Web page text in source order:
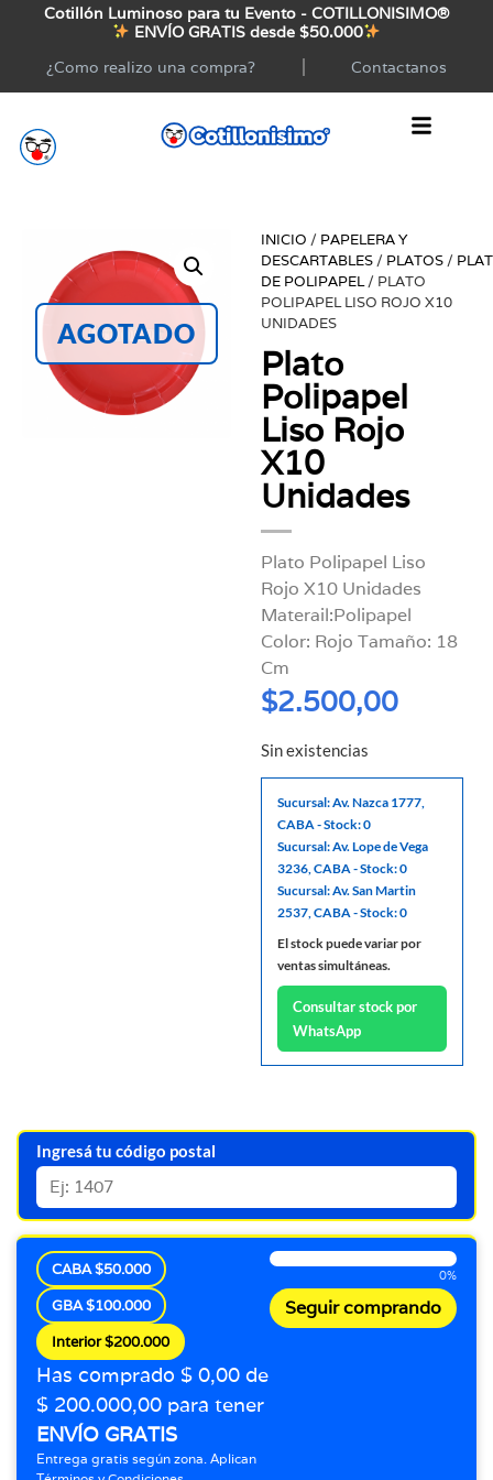
Cotillón Luminoso para tu Evento - COTILLONISIMO®
ENVÍO GRATIS desde $50.000
¿Como realizo una compra?
Contactanos
AGOTADO
INICIO / PAPELERA Y
DESCARTABLES / PLATOS /
DE POLIPAPEL/ PLATO
POLIPAPEL LISO ROJO X10
UNIDADES
Plato
Polipapel
Liso Rojo
X10
Unidades
Plato Polipapel Liso
Rojo X10 Unidades
Materail:Polipapel
Color: Rojo Tamaño: 18
Cm
$2.500,00
Sin existencias
Sucursal: Av. Nazca 1777,
CABA - Stock: 0
Sucursal: Av. Lope de Vega
3236, CABA - Stock: 0
Sucursal: Av. San Martin
2537, CABA - Stock: 0
El stock puede variar por
ventas simultáneas.
Consultar stock por
WhatsApp
Ingresá tu código postal
CABA $50.000
GBA $100.000
Interior $200.000
Has comprado $ 0,00 de
$ 200.000,00 para tener
ENVÍO GRATIS
Entrega gratis según zona. Aplican
0%
Seguir comprando